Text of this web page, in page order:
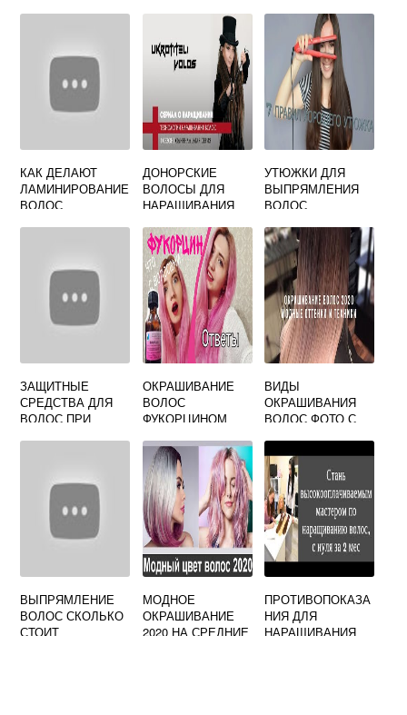
КАК ДЕЛАЮТ
ЛАМИНИРОВАНИЕ
ВОЛОС
ДОНОРСКИЕ
ВОЛОСЫ ДЛЯ
НАРАЩИВАНИЯ
УТЮЖКИ ДЛЯ
ВЫПРЯМЛЕНИЯ
ВОЛОС
ЗАЩИТНЫЕ
СРЕДСТВА ДЛЯ
ВОЛОС ПРИ
ОКРАШИВАНИЕ
ВОЛОС
ФУКОРЦИНОМ
ВИДЫ
ОКРАШИВАНИЯ
ВОЛОС ФОТО С
БАЛАЯЖ
ВЫПРЯМЛЕНИЕ
ВОЛОС СКОЛЬКО
СТОИТ
МОДНОЕ
ОКРАШИВАНИЕ
2020 НА СРЕДНИЕ
ПРОТИВОПОКАЗА
НИЯ ДЛЯ
НАРАЩИВАНИЯ